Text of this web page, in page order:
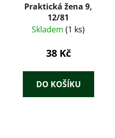
Praktická žena 9,
12/81
Skladem (1 ks)
38 Kč
DO KOŠÍKU